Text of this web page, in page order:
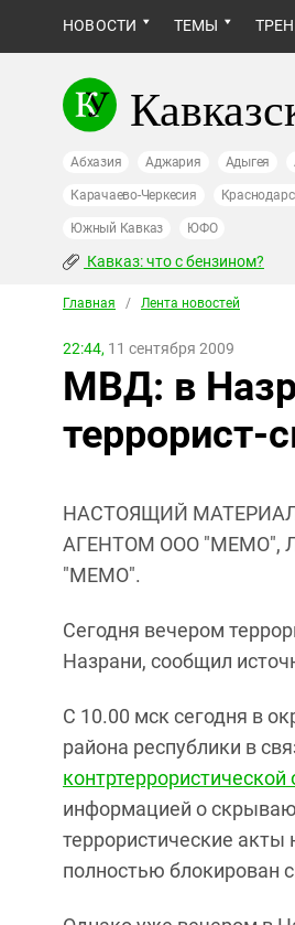
НОВОСТИ ТЕМЫ
Абхазия Аджария Адыгея
Карачаево-Черкесия
Южный Кавказ ЮФО
Кавказ: что с бензином?
Главная / Лента новостей
22:44, 11 сентября 2009
МВД: в
террорист-
НАСТОЯЩИЙ
АГЕНТОМ ООО "МЕМО",
"МЕМО".
Сегодня вечером
Назрани, сообщил
С 10.00 мск сегодня в
района республики в
информацией о
террористические
полностью блокирован